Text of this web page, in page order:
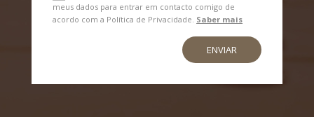
meus dados para entrar em contacto comigo de
acordo com a Política de Privacidade. Saber mais
ENVIAR